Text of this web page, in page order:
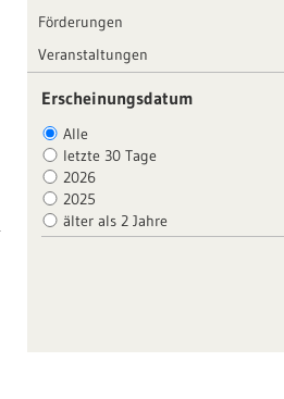
Förderungen
Veranstaltungen
Erscheinungsdatum
Alle
letzte 30 Tage
2026
2025
älter als 2 Jahre